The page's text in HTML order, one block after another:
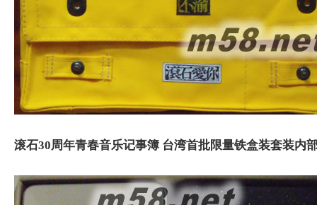
滚石30周年青春音乐记事簿 台湾首批限量铁盒装套装内